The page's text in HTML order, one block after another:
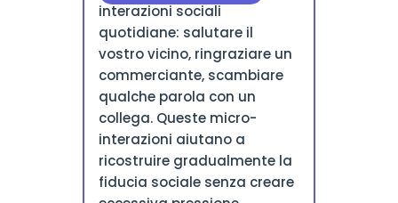
interazioni sociali
quotidiane: salutare il
vostro vicino, ringraziare un
commerciante, scambiare
qualche parola con un
collega. Queste micro-
interazioni aiutano a
ricostruire gradualmente la
fiducia sociale senza creare